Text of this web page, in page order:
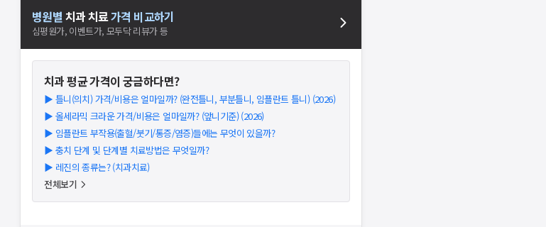
병원별 치과치료가격 비교하기
심평원가, 이벤트가, 모두닥 리뷰가 등
치과평균 가격이 궁금하다면?
▶ 틀니(의치) 가격/비용은 얼마일까? (완전틀니, 부분틀니, 임플란트 틀니) (2026)
▶ 올세라믹 크라운 가격/비용은 얼마일까? (앞니기준) (2026)
▶ 임플란트 부작용(출혈/붓기/통증/염증)들에는 무엇이 있을까?
▶ 충치 단계 및 단계별 치료방법은 무엇일까?
▶ 레진의 종류는? (치과치료)
전체보기